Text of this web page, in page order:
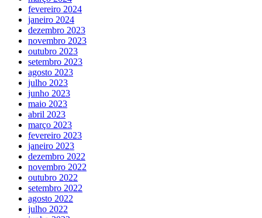
fevereiro 2024
janeiro 2024
dezembro 2023
novembro 2023
outubro 2023
setembro 2023
agosto 2023
julho 2023
junho 2023
maio 2023
abril 2023
março 2023
fevereiro 2023
janeiro 2023
dezembro 2022
novembro 2022
outubro 2022
setembro 2022
agosto 2022
julho 2022